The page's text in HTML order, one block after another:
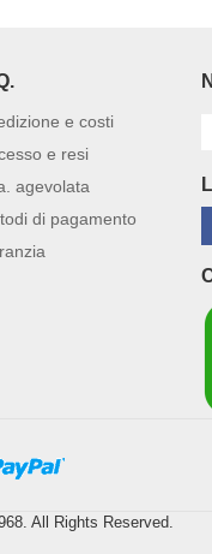
e costi
e resi
agevolata
di pagamento
All Rights Reserved.